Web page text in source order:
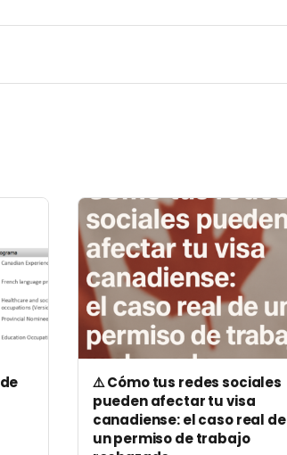
⚠️ Cómo tus redes sociales
pueden afectar tu visa
canadiense: el caso real de
un permiso de trabajo